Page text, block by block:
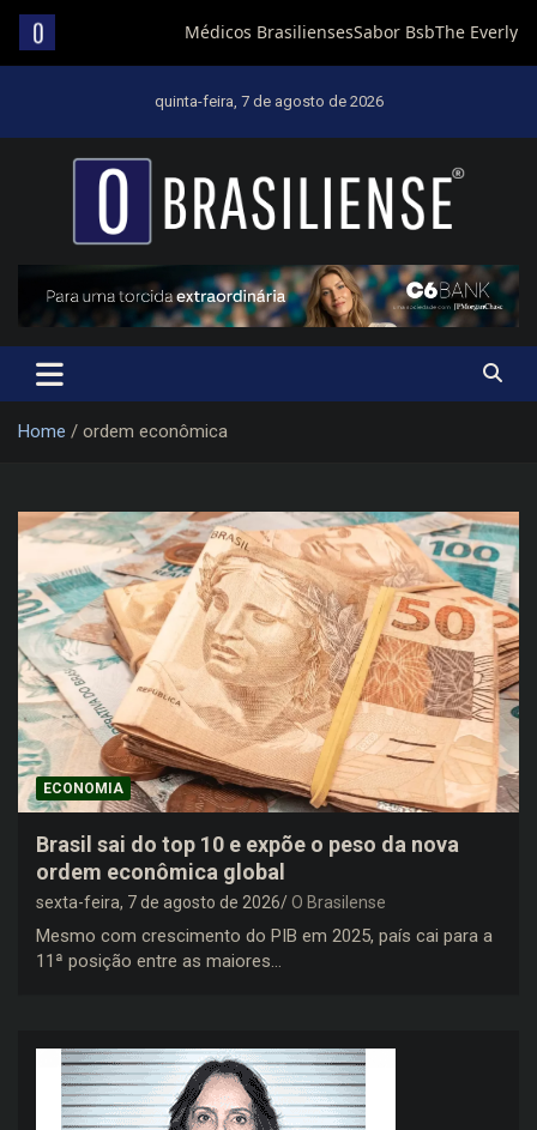
quinta-feira, 7 de agosto de 2026
Um diário de notícias que trabalha por Brasília
Home ordem econômica
ECONOMIA
Brasil sai do top 10 e expõe o peso da nova
ordem econômica global
sexta-feira, 7 de agosto de 2026 O Brasilense
Mesmo com crescimento do PIB em 2025, país cai para a
11ª posição entre as maiores…